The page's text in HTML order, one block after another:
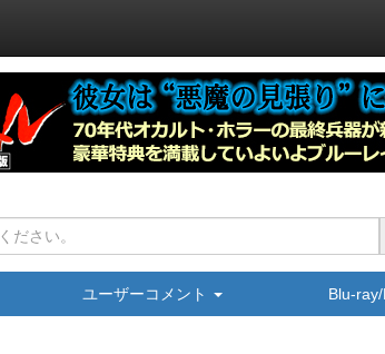
ユーザーコメント Blu-